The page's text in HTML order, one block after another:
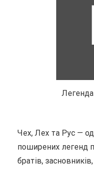
Чех, Лех та Рус —
поширених легенд
братів,